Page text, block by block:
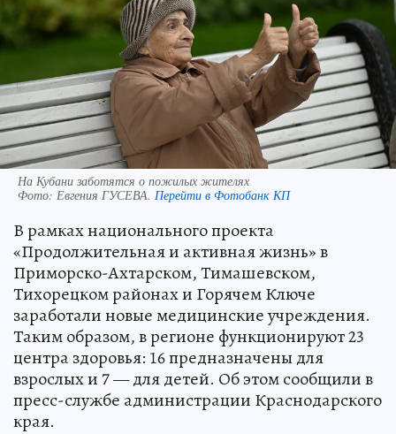
На Кубани заботятся о пожилых жителях
Фото: Евгения ГУСЕВА. Перейти в Фотобанк КП
В рамках национального проекта
«Продолжительная и активная жизнь» в
Приморско-Ахтарском, Тимашевском,
Тихорецком районах и Горячем Ключе
заработали новые медицинские учреждения.
Таким образом, в регионе функционируют 23
центра здоровья: 16 предназначены для
взрослых и 7 — для детей. Об этом сообщили в
пресс-службе администрации Краснодарского
края.